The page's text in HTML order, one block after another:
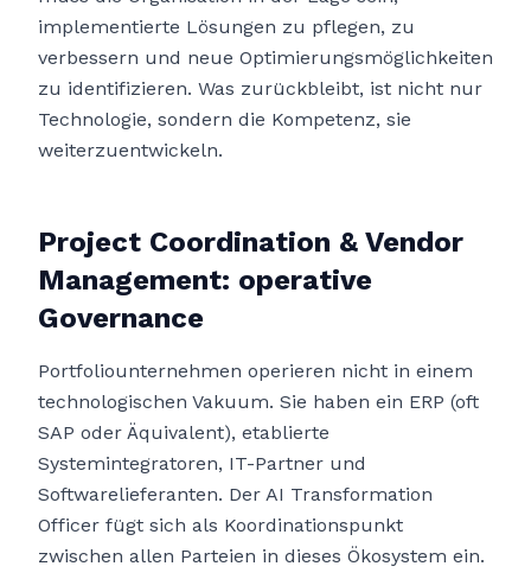
implementierte Lösungen zu pflegen, zu
verbessern und neue Optimierungsmöglichkeiten
zu identifizieren. Was zurückbleibt, ist nicht nur
Technologie, sondern die Kompetenz, sie
weiterzuentwickeln.
Project Coordination & Vendor
Management: operative
Governance
Portfoliounternehmen operieren nicht in einem
technologischen Vakuum. Sie haben ein ERP (oft
SAP oder Äquivalent), etablierte
Systemintegratoren, IT-Partner und
Softwarelieferanten. Der AI Transformation
Officer fügt sich als Koordinationspunkt
zwischen allen Parteien in dieses Ökosystem ein.